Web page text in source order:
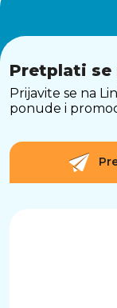
Pretplati se
Prijavite se na
ponude i